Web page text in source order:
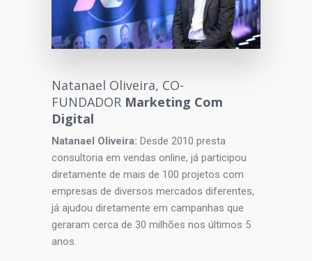
Natanael Oliveira, CO-
FUNDADOR Marketing Com
Digital
Natanael Oliveira: Desde 2010 presta
consultoria em vendas online, já participou
diretamente de mais de 100 projetos com
empresas de diversos mercados diferentes,
já ajudou diretamente em campanhas que
geraram cerca de 30 milhões nos últimos 5
anos.